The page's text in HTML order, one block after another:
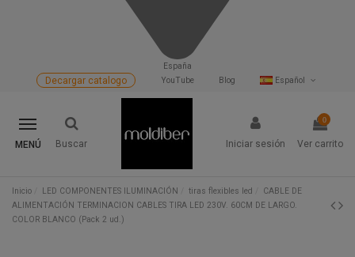
España
Español
Blog
YouTube
Decargar catalogo
MENÚ Buscar Iniciar sesión
0
Ver carrito
Inicio LED COMPONENTES ILUMINACIÓN tiras flexibles led
CABLE DE
ALIMENTACIÓN TERMINACION CABLES TIRA LED 230V. 60CM DE LARGO.
COLOR BLANCO (Pack 2 ud.)